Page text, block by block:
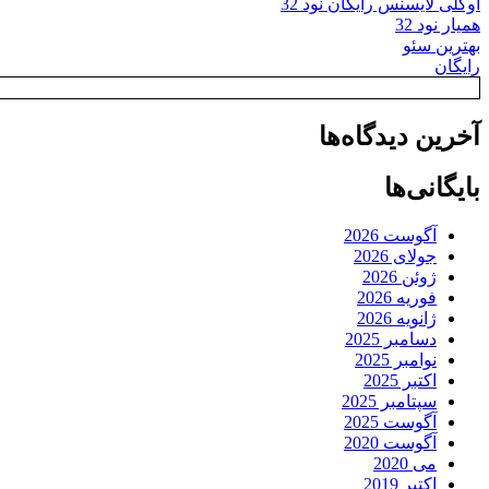
همیار نود 32
بهترین سئو
رایگان
آخرین دیدگاه‌ها
بایگانی‌ها
آگوست 2026
جولای 2026
ژوئن 2026
فوریه 2026
ژانویه 2026
دسامبر 2025
نوامبر 2025
اکتبر 2025
سپتامبر 2025
آگوست 2025
آگوست 2020
می 2020
اکتبر 2019